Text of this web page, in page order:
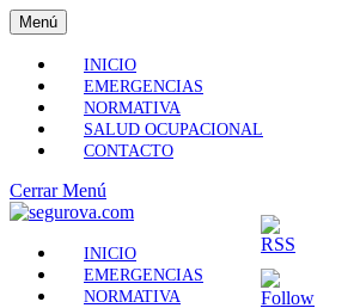
Skip
to
content
Skip
Content
MenúMenú
INICIO
EMERGENCIAS
NORMATIVA
SALUD OCUPACIONAL
CONTACTO
Cerrar Menú
Menú
INICIO
EMERGENCIAS
NORMATIVA